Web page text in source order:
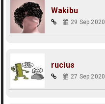
Wakibu
29 Sep 2020
rucius
27 Sep 2020